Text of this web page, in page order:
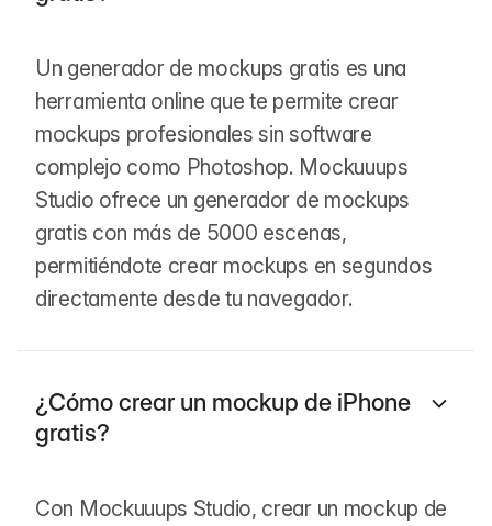
Un generador de mockups gratis es una
herramienta online que te permite crear
mockups profesionales sin software
complejo como Photoshop. Mockuuups
Studio ofrece un generador de mockups
gratis con más de 5000 escenas,
permitiéndote crear mockups en segundos
directamente desde tu navegador.
¿Cómo crear un mockup de iPhone
gratis?
Con Mockuuups Studio, crear un mockup de